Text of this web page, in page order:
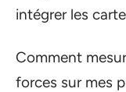
intégrer les
Comment
forces sur mes